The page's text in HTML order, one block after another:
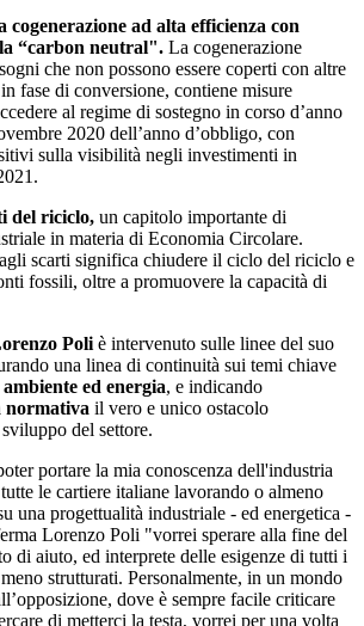
cogenerazione ad alta efficienza con
“carbon neutral". La cogenerazione
che non possono essere coperti con altre
fase di conversione, contiene misure
al regime di sostegno in corso d’anno
2020 dell’anno d’obbligo, con
sulla visibilità negli investimenti in
del riciclo, un capitolo importante di
in materia di Economia Circolare.
scarti significa chiudere il ciclo del riciclo e
fossili, oltre a promuovere la capacità di
Poli è intervenuto sulle linee del suo
una linea di continuità sui temi chiave
ambiente ed energia, e indicando
normativa il vero e unico ostacolo
del settore.
portare la mia conoscenza dell'industria
le cartiere italiane lavorando o almeno
una progettualità industriale - ed energetica -
Lorenzo Poli "vorrei sperare alla fine del
di aiuto, ed interprete delle esigenze di tutti i
strutturati. Personalmente, in un mondo
dove è sempre facile criticare
di metterci la testa, vorrei per una volta